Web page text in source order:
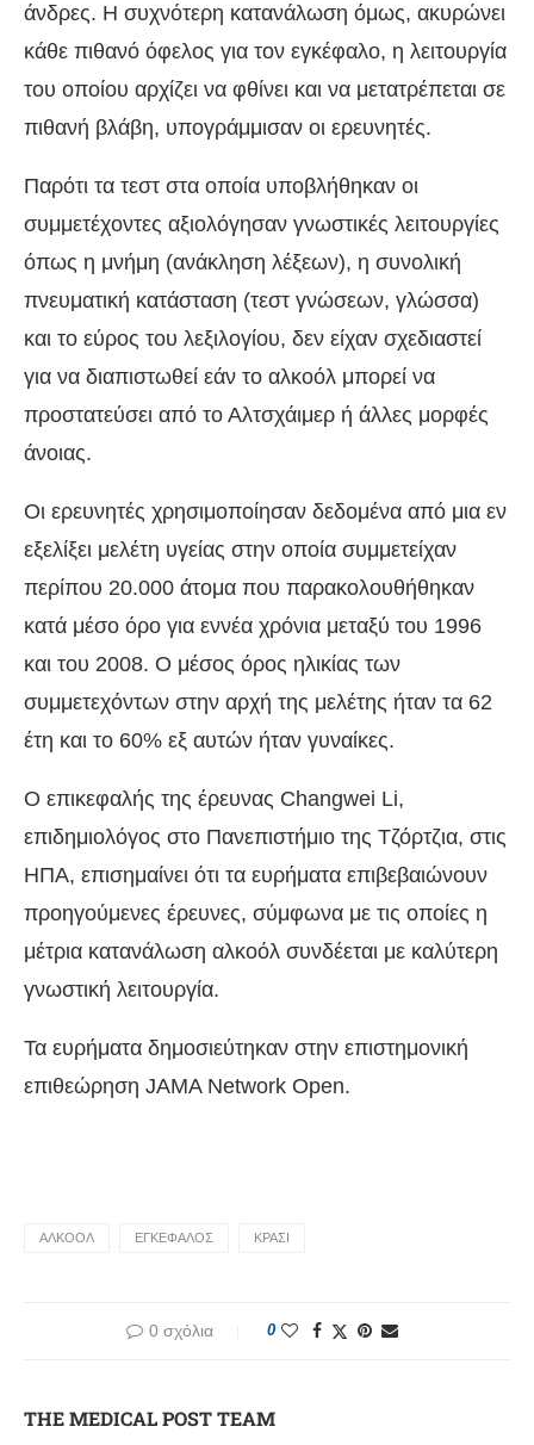
άνδρες. Η συχνότερη κατανάλωση όμως, ακυρώνει
κάθε πιθανό όφελος για τον εγκέφαλο, η λειτουργία
του οποίου αρχίζει να φθίνει και να μετατρέπεται σε
πιθανή βλάβη, υπογράμμισαν οι ερευνητές.
Παρότι τα τεστ στα οποία υποβλήθηκαν οι
συμμετέχοντες αξιολόγησαν γνωστικές λειτουργίες
όπως η μνήμη (ανάκληση λέξεων), η συνολική
πνευματική κατάσταση (τεστ γνώσεων, γλώσσα)
και το εύρος του λεξιλογίου, δεν είχαν σχεδιαστεί
για να διαπιστωθεί εάν το αλκοόλ μπορεί να
προστατεύσει από το Αλτσχάιμερ ή άλλες μορφές
άνοιας.
Οι ερευνητές χρησιμοποίησαν δεδομένα από μια εν
εξελίξει μελέτη υγείας στην οποία συμμετείχαν
περίπου 20.000 άτομα που παρακολουθήθηκαν
κατά μέσο όρο για εννέα χρόνια μεταξύ του 1996
και του 2008. Ο μέσος όρος ηλικίας των
συμμετεχόντων στην αρχή της μελέτης ήταν τα 62
έτη και το 60% εξ αυτών ήταν γυναίκες.
Ο επικεφαλής της έρευνας Changwei Li,
επιδημιολόγος στο Πανεπιστήμιο της Τζόρτζια, στις
ΗΠΑ, επισημαίνει ότι τα ευρήματα επιβεβαιώνουν
προηγούμενες έρευνες, σύμφωνα με τις οποίες η
μέτρια κατανάλωση αλκοόλ συνδέεται με καλύτερη
γνωστική λειτουργία.
Τα ευρήματα δημοσιεύτηκαν στην επιστημονική
επιθεώρηση JAMA Network Open.
ΑΛΚΟΟΛ ΕΓΚΕΦΑΛΟΣ ΚΡΑΣΙ
0 σχόλια 0
THE MEDICAL POST TEAM